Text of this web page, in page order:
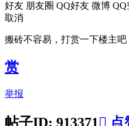
好友 朋友圈 QQ好友 微博 QQ
取消
搬砖不容易，打赏一下楼主吧
赏
举报
帖子ID: 913371  点